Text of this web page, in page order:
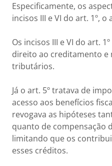
Especificamente, os
incisos III e VI do art. 1º, o
Os incisos III e VI do art.
direito ao creditamento e
tributários.
Já o art. 5º tratava de
acesso aos benefícios
revogava as hipóteses
quanto de compensação
limitando que os
esses créditos.